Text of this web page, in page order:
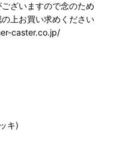
ざいますので念のため
上お買い求めください
caster.co.jp/
キ)